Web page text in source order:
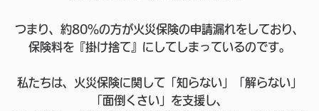
つまり、約80％の方が火災保険の申請漏れをしており、
保険料を『掛け捨て』にしてしまっているのです。
私たちは、火災保険に関して「知らない」「解らない」
「面倒くさい」を支援し、